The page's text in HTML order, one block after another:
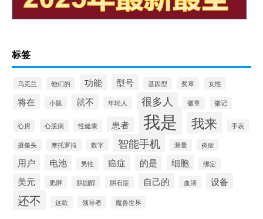
标签
乌克兰 他们的 功能 型号 基因型 奖章 女性
将在 小鼠 就不 年轻人 很多人 徽章 徽记
心房 心脏病 性健康 患者 我是 我来 手表
摄像头 摩托罗拉 数字 智能手机 测量 炎症
用户 电池 男性 癌症 的是 细胞 绑定
美元 肥胖 胆固醇 胆石症 自己的 血清 设备
还不 这款 领导者 魔兽世界